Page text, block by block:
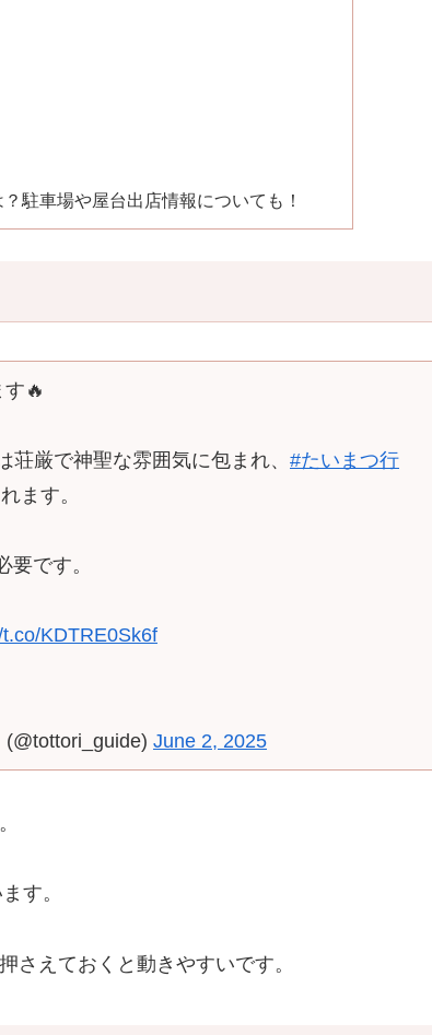
駐車場や屋台出店情報についても！
🔥
荘厳で神聖な雰囲気に包まれ、 #たいまつ行
ます。
です。
t.co/KDTRE0Sk6f
June 2, 2025
す。
さえておくと動きやすいです。